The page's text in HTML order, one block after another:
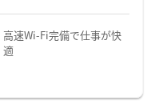
高速Wi-Fi完備で仕事が快
適